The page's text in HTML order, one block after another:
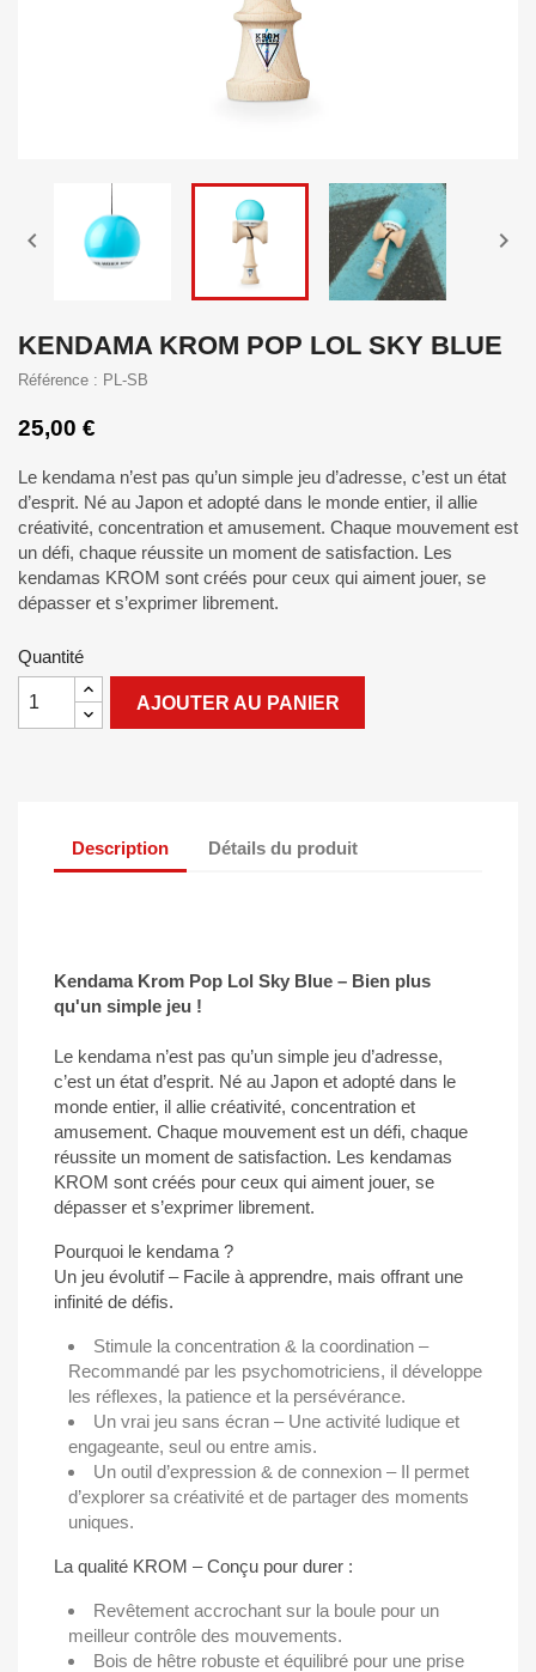
 
KENDAMA KROM POP LOL SKY BLUE
Référence : PL-SB
25,00 €
Le kendama n’est pas qu’un simple jeu d’adresse, c’est un état
d’esprit. Né au Japon et adopté dans le monde entier, il allie
créativité, concentration et amusement. Chaque mouvement est
un défi, chaque réussite un moment de satisfaction. Les
kendamas KROM sont créés pour ceux qui aiment jouer, se
dépasser et s’exprimer librement.
Quantité
AJOUTER AU PANIER
Description Détails du produit
Kendama Krom Pop Lol Sky Blue – Bien plus
qu'un simple jeu !
Le kendama n’est pas qu’un simple jeu d’adresse,
c’est un état d’esprit. Né au Japon et adopté dans le
monde entier, il allie créativité, concentration et
amusement. Chaque mouvement est un défi, chaque
réussite un moment de satisfaction. Les kendamas
KROM sont créés pour ceux qui aiment jouer, se
dépasser et s’exprimer librement.
Pourquoi le kendama ?
Un jeu évolutif – Facile à apprendre, mais offrant une
infinité de défis.
Stimule la concentration & la coordination –
Recommandé par les psychomotriciens, il développe
les réflexes, la patience et la persévérance.
Un vrai jeu sans écran – Une activité ludique et
engageante, seul ou entre amis.
Un outil d’expression & de connexion – Il permet
d’explorer sa créativité et de partager des moments
uniques.
La qualité KROM – Conçu pour durer :
Revêtement accrochant sur la boule pour un
meilleur contrôle des mouvements.
Bois de hêtre robuste et équilibré pour une prise